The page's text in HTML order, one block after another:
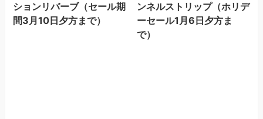
ションリバーブ（セール期
間3月10日夕方まで）
ンネルストリップ（ホリデ
ーセール1月6日夕方ま
で）